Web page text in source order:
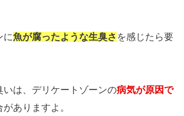
に魚が腐ったような生臭さ を感じたら要
いは、デリケートゾーンの病気が原因で
がありますよ。